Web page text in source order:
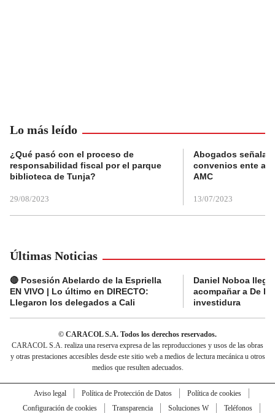
Lo más leído
¿Qué pasó con el proceso de
responsabilidad fiscal por el parque
biblioteca de Tunja?
29/08/2023
Abogados
convenios ente
AMC
13/07/2023
Últimas Noticias
🔴 Posesión Abelardo de la Espriella
EN VIVO | Lo último en DIRECTO:
Llegaron los delegados a Cali
Daniel Noboa llega
acompañar a De la
investidura
© CARACOL S.A. Todos los derechos reservados.
CARACOL S.A. realiza una reserva expresa de las reproducciones y usos de las obras
y otras prestaciones accesibles desde este sitio web a medios de lectura mecánica u otros
medios que resulten adecuados.
Aviso legal Política de Protección de Datos
Política de cookies
Configuración de cookies
Transparencia Soluciones W
Teléfonos